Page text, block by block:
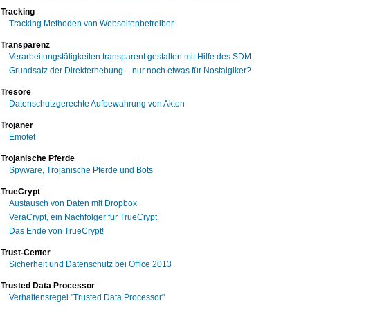
Tracking
Tracking Methoden von Webseitenbetreiber
Transparenz
Verarbeitungstätigkeiten transparent gestalten mit Hilfe des SDM
Grundsatz der Direkterhebung – nur noch etwas für Nostalgiker?
Tresore
Datenschutzgerechte Aufbewahrung von Akten
Trojaner
Emotet
Trojanische Pferde
Spyware, Trojanische Pferde und Bots
TrueCrypt
Austausch von Daten mit Dropbox
VeraCrypt, ein Nachfolger für TrueCrypt
Das Ende von TrueCrypt!
Trust-Center
Sicherheit und Datenschutz bei Office 2013
Trusted Data Processor
Verhaltensregel "Trusted Data Processor"